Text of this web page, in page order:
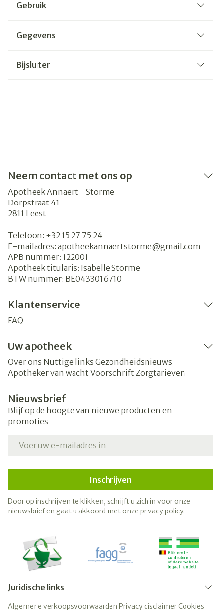
Gebruik
Gegevens
Bijsluiter
Neem contact met ons op
Apotheek Annaert - Storme
Dorpstraat 41
2811 Leest
Telefoon: +32 15 27 75 24
E-mailadres: apotheekannaertstorme@gmail.com
APB nummer: 122001
Apotheek titularis: Isabelle Storme
BTW nummer: BE0433016710
Klantenservice
FAQ
Uw apotheek
Over ons Nuttige links Gezondheidsnieuws
Apotheker van wacht Voorschrift Zorgtarieven
Nieuwsbrief
Blijf op de hoogte van nieuwe producten en
promoties
Inschrijven
Door op inschrijven te klikken, schrijft u zich in voor onze
nieuwsbrief en gaat u akkoord met onze privacy policy.
Juridische links
Algemene verkoopsvoorwaarden Privacy disclaimerCookies